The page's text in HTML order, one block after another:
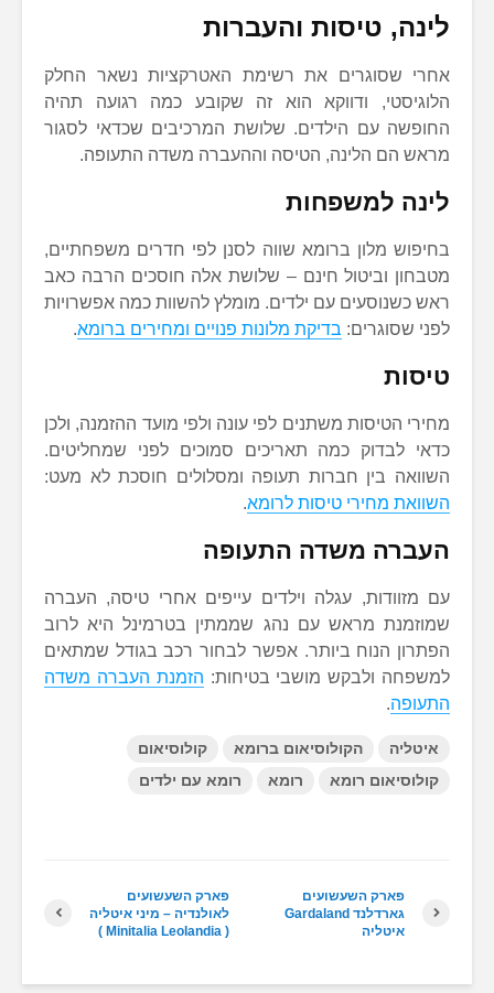
לינה, טיסות והעברות
אחרי שסוגרים את רשימת האטרקציות נשאר החלק
הלוגיסטי, ודווקא הוא זה שקובע כמה רגועה תהיה
החופשה עם הילדים. שלושת המרכיבים שכדאי לסגור
מראש הם הלינה, הטיסה וההעברה משדה התעופה.
לינה למשפחות
בחיפוש מלון ברומא שווה לסנן לפי חדרים משפחתיים,
מטבחון וביטול חינם – שלושת אלה חוסכים הרבה כאב
ראש כשנוסעים עם ילדים. מומלץ להשוות כמה אפשרויות
לפני שסוגרים: בדיקת מלונות פנויים ומחירים ברומא.
טיסות
מחירי הטיסות משתנים לפי עונה ולפי מועד ההזמנה, ולכן
כדאי לבדוק כמה תאריכים סמוכים לפני שמחליטים.
השוואה בין חברות תעופה ומסלולים חוסכת לא מעט:
השוואת מחירי טיסות לרומא.
העברה משדה התעופה
עם מזוודות, עגלה וילדים עייפים אחרי טיסה, העברה
שמוזמנת מראש עם נהג שממתין בטרמינל היא לרוב
הפתרון הנוח ביותר. אפשר לבחור רכב בגודל שמתאים
למשפחה ולבקש מושבי בטיחות: הזמנת העברה משדה
התעופה.
איטליה הקולוסיאום ברומא
קולוסיאום
קולוסיאום רומא
רומא רומא עם ילדים
פארק השעשועים
לאולנדיה – מיני איטליה
( Minitalia Leolandia )
פארק השעשועים
גארדלנד Gardaland
איטליה